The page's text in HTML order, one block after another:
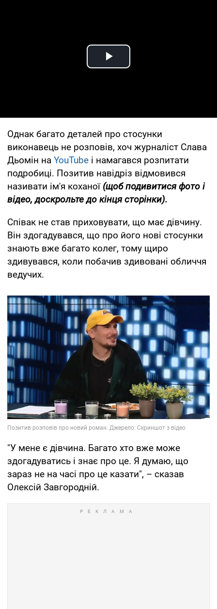
Play Video
Однак багато деталей про стосунки
виконавець не розповів, хоч журналіст Слава
Дьомін на YouTube і намагався розпитати
подробиці. Позитив навідріз відмовився
називати ім'я коханої(щоб подивитися фото і
відео, доскрольте до кінця сторінки).
Співак не став приховувати, що має дівчину.
Він здогадувався, що про його нові стосунки
знають вже багато колег, тому щиро
здивувався, коли побачив здивовані обличчя
ведучих.
"У мене є дівчина. Багато хто вже може
здогадуватись і знає про це. Я думаю, що
зараз не на часі про це казати", – сказав
Олексій Завгородній.